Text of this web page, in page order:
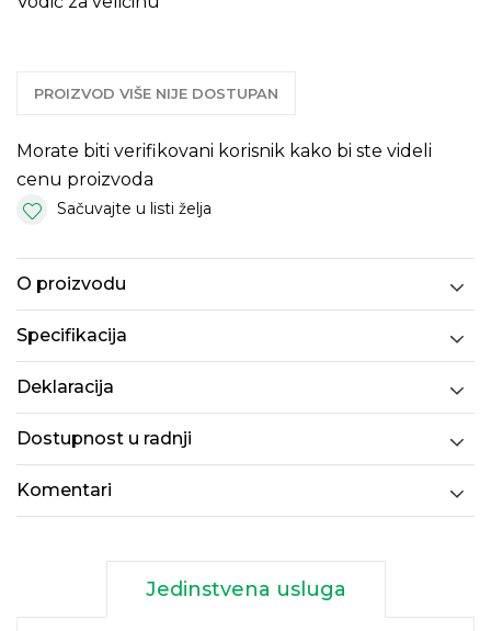
PROIZVOD VIŠE NIJE DOSTUPAN
Morate biti verifikovani korisnik kako bi ste videli
cenu proizvoda
Sačuvajte u listi želja
O proizvodu
Specifikacija
Deklaracija
Dostupnost u radnji
Komentari
Jedinstvena usluga